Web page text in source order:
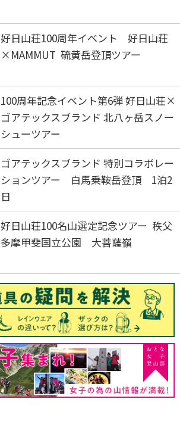
好日山荘100周年イベント 好日山荘
×MAMMUT 硫黄岳登頂ツアー
100周年記念イベント第6弾 好日山荘×
ゴアテックスブランド 北八ヶ岳スノー
シューツアー
ゴアテックスブランド 特別コラボレー
ションツアー 白馬乗鞍岳登頂 1泊2
日
好日山荘100名山選定記念ツアー 秩父
多摩甲斐国立公園 大菩薩嶺